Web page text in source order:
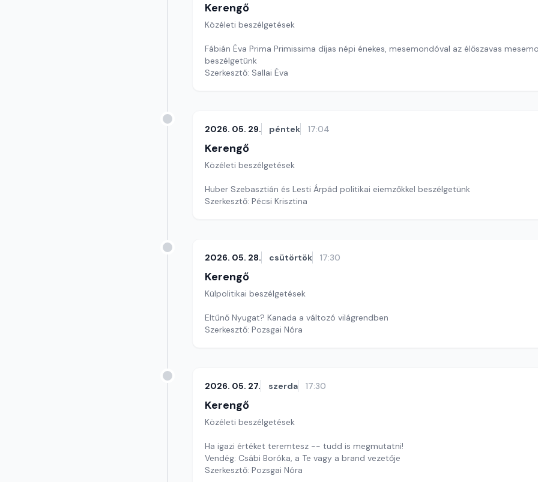
Kerengő
Közéleti beszélgetések
Fábián Éva Prima Primissima díjas népi énekes, mesemondóval az élőszavas
beszélgetünk
Szerkesztő: Sallai Éva
2026. 05. 29. péntek 17:04
Kerengő
Közéleti beszélgetések
Huber Szebasztián és Lesti Árpád politikai eiemzőkkel beszélgetünk
Szerkesztő: Pécsi Krisztina
2026. 05. 28. csütörtök 17:30
Kerengő
Külpolitikai beszélgetések
Eltűnő Nyugat? Kanada a változó világrendben
Szerkesztő: Pozsgai Nóra
2026. 05. 27. szerda 17:30
Kerengő
Közéleti beszélgetések
Ha igazi értéket teremtesz -- tudd is megmutatni!
Vendég: Csábi Boróka, a Te vagy a brand vezetője
Szerkesztő: Pozsgai Nóra